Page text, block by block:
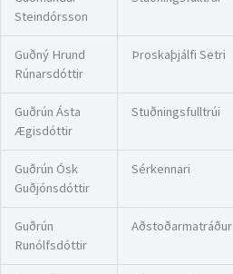
Steindórsson
Guðný Hrund
Rúnarsdóttir
Þroskaþjálfi Setri
Guðrún Ásta
Ægisdóttir
Stuðningsfulltrúi
Guðrún Ósk
Guðjónsdóttir
Sérkennari
Guðrún
Runólfsdóttir
Aðstoðarmatráður